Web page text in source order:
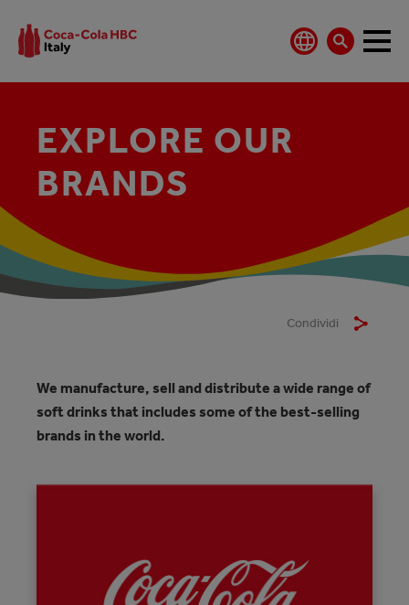
EXPLORE OUR
BRANDS
Condividi
We manufacture, sell and distribute a wide range of
soft drinks that includes some of the best-selling
brands in the world.